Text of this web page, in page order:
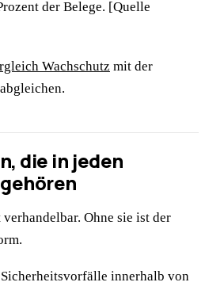
der Belege. [Quelle
Wachschutz mit der
die in jeden
Ohne sie ist der
innerhalb von